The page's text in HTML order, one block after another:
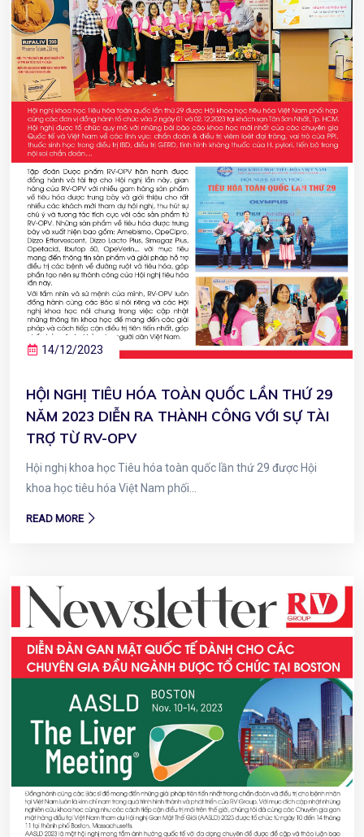
14/12/2023
HỘI NGHỊ TIÊU HÓA TOÀN QUỐC LẦN THỨ 29
NĂM 2023 DIỄN RA THÀNH CÔNG VỚI SỰ TÀI
TRỢ TỪ RV-OPV
Hội nghị khoa học Tiêu hóa toàn quốc lần thứ 29 được Hội
khoa học tiêu hóa Việt Nam phối...
READ MORE